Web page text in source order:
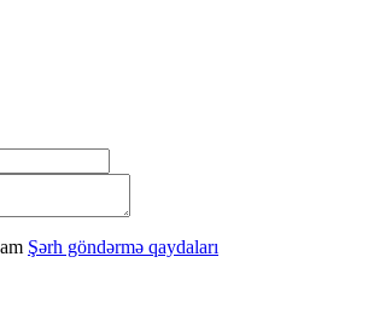
Şərh göndərmə qaydaları